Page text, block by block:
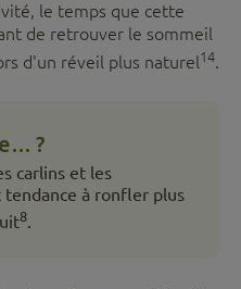
le temps que cette
de retrouver le sommeil
d'un réveil plus naturel14.
?
carlins et les
tendance à ronfler plus
8.